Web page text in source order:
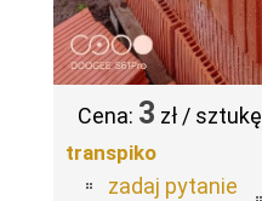
Cena: 3 zł / sztukę
transpiko
zadaj pytanie